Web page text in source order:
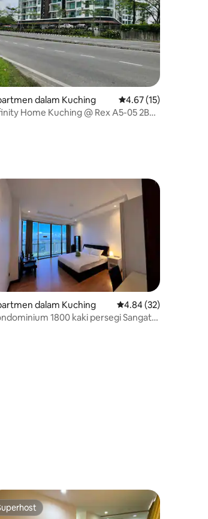
4.92 daripada 5, 12 ulasan
dalam Kuching Penarafan purata
4.67 (15)
Home Kuching @ Rex A5-05 2BR
5.0 daripada 5, 9 ulasan
dalam Kuching Penarafan purata
4.84 (32)
1800 kaki persegi Sangat